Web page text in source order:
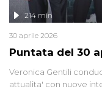
Puntata del 30
214 min
30 aprile 2026
Veronica Gentili
attualita' con nuove